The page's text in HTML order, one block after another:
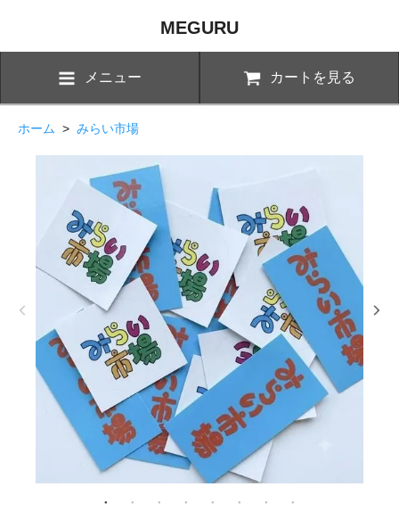
MEGURU
メニュー カートを見る
ホーム > みらい市場